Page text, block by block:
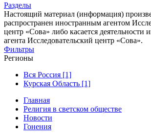
Разделы
Настоящий материал (информация)
распространен иностранным агентом
центр «Сова» либо касается деятельности
агента Исследовательский центр «Сова».
Фильтры
Регионы
Вся Россия [1]
Курская Область [1]
Главная
Религия в светском обществе
Новости
Гонения